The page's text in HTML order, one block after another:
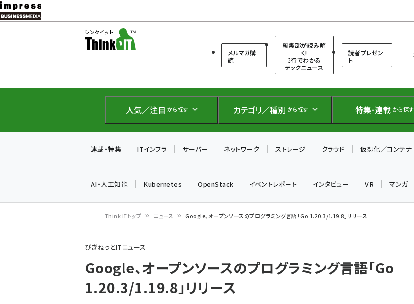
メ
イ
テ
に
メルマガ購
読
編集部が読み解
く!
3行でわかる
テックニュース
読者プレゼン
ト
人気／注目 から探す カテゴリ／種別 から探す 特集・連載 から探す
連載・特集 ITインフラ サーバー ネットワーク ストレージ クラウド 仮想化／コンテナ
AI・人工知能 Kubernetes OpenStack イベントレポート インタビュー VR マンガ
ン
く
ず
Think ITトップ ニュース Google、オープンソースのプログラミング言語「Go 1.20.3/1.19.8」リリース
びぎねっとITニュース
Google、オープンソースのプログラミング言語「Go
1.20.3/1.19.8」リリース